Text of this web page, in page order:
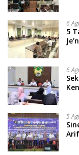
6
5
6
5